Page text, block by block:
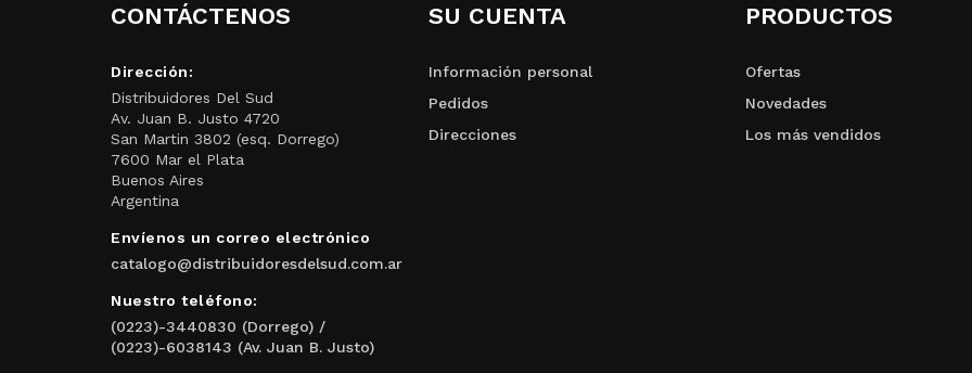
CONTÁCTENOS
Dirección:
Distribuidores Del Sud
Av. Juan B. Justo 4720
San Martin 3802 (esq. Dorrego)
7600 Mar el Plata
Buenos Aires
Argentina
Envíenos un correo electrónico
catalogo@distribuidoresdelsud.com.ar
Nuestro teléfono:
(0223)-3440830 (Dorrego) /
(0223)-6038143 (Av. Juan B. Justo)
SU CUENTA
Información personal
Pedidos
Direcciones
PRODUCTOS
Ofertas
Novedades
Los más vendidos